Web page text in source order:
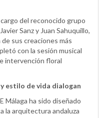
del reconocido grupo
Sanz y Juan Sahuquillo,
sus creaciones más
con la sesión musical
intervención floral
estilo de vida dialogan
Málaga ha sido diseñado
la arquitectura andaluza